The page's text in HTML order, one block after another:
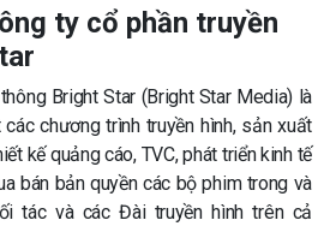
ty cổ phần truyền
Bright Star (Bright Star Media) là
chương trình truyền hình, sản xuất
kế quảng cáo, TVC, phát triển kinh tế
bán bản quyền các bộ phim trong và
tác và các Đài truyền hình trên cả